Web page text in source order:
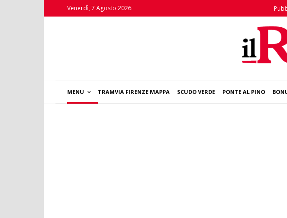
Venerdì, 7 Agosto 2026
MENU TRAMVIA FIRENZE MAPPA SCUDO VERDE PONTE AL PINO